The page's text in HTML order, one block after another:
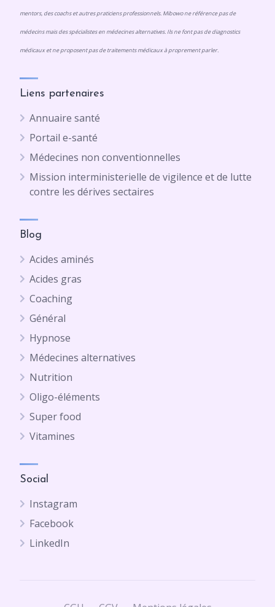
mentors, des coachs et autres praticiens professionnels. Mibowo ne référence pas de
médecins mais des spécialistes en médecines alternatives. Ils ne font pas de diagnostics
médicaux et ne proposent pas de traitements médicaux à proprement parler.
Liens partenaires
Annuaire santé
Portail e-santé
Médecines non conventionnelles
Mission interministerielle de vigilence et de lutte
contre les dérives sectaires
Blog
Acides aminés
Acides gras
Coaching
Général
Hypnose
Médecines alternatives
Nutrition
Oligo-éléments
Super food
Vitamines
Social
Instagram
Facebook
LinkedIn